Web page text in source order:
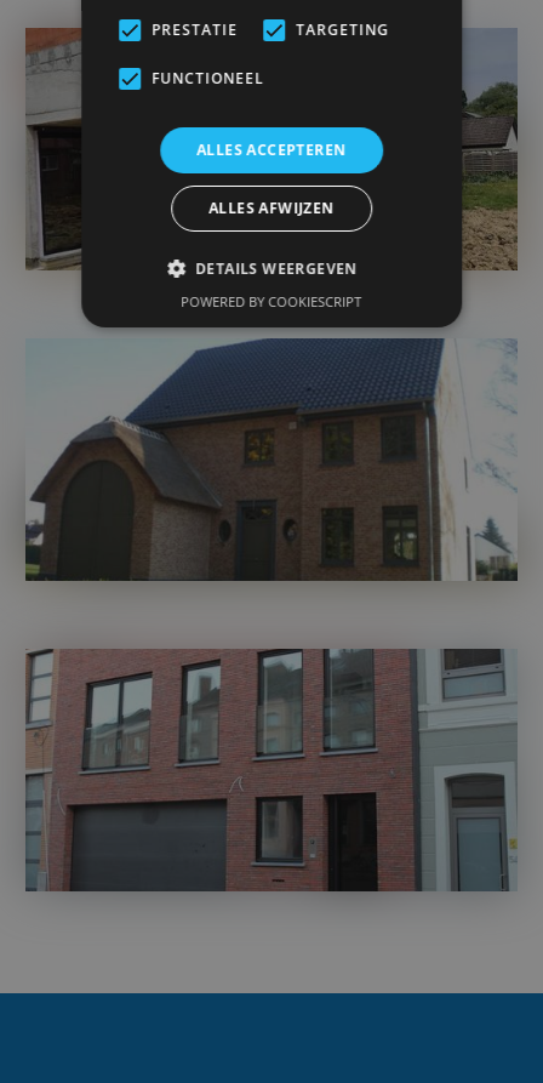
PRESTATIE TARGETING
FUNCTIONEEL
ALLES ACCEPTEREN
ALLES AFWIJZEN
DETAILS WEERGEVEN
POWERED BY COOKIESCRIPT